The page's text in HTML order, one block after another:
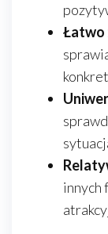
Łatwo
innych